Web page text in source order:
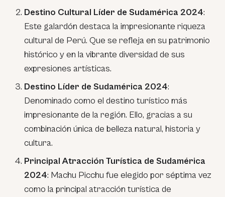
Destino Cultural Líder de Sudamérica 2024:
Este galardón destaca la impresionante riqueza
cultural de Perú. Que se refleja en su patrimonio
histórico y en la vibrante diversidad de sus
expresiones artísticas.
Destino Líder de Sudamérica 2024:
Denominado como el destino turístico más
impresionante de la región. Ello, gracias a su
combinación única de belleza natural, historia y
cultura.
Principal Atracción Turística de Sudamérica
2024: Machu Picchu fue elegido por séptima vez
como la principal atracción turística de